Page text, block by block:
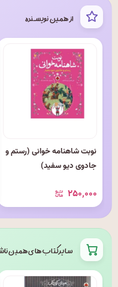
از همین نویسنده
نوبت شاهنامه خوانی (رستم و
جادوی دیو سفید)
۲۵۰٬۰۰۰
سایر کتاب های همین